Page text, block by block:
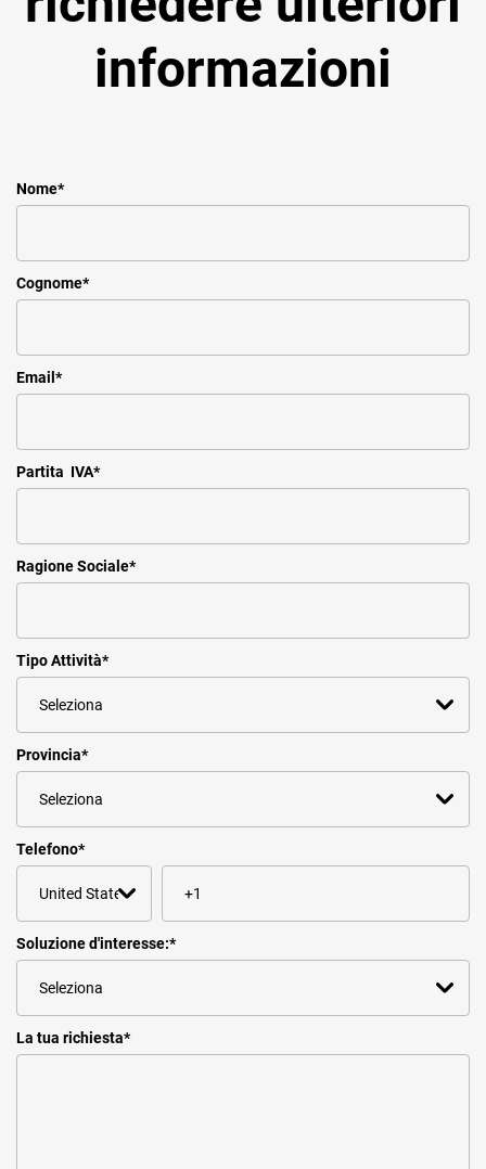
informazioni
Nome*
Cognome*
Email *
Partita IVA*
Ragione Sociale*
Tipo Attività*
Provincia*
Telefono*
Soluzione d'interesse:*
La tua richiesta*